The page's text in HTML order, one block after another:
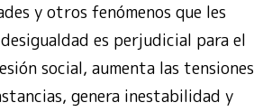
y otros fenómenos que les
es perjudicial para el
social, aumenta las tensiones
genera inestabilidad y